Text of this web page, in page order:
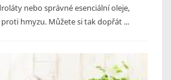
nebo správné esenciální oleje,
hmyzu. Můžete si tak dopřát ...